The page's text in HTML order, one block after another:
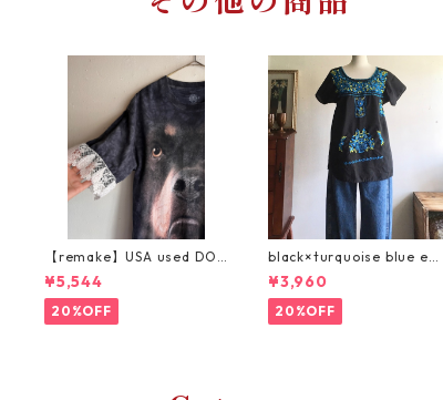
【remake】USA used DOG
Tee × lace sleeve /大きな
犬Teeリメイク
¥5,544
20%OFF
black×turquoise blue emb
roidery tops/ブルー刺繍の
ヴィンテージトップス
¥3,960
20%OFF